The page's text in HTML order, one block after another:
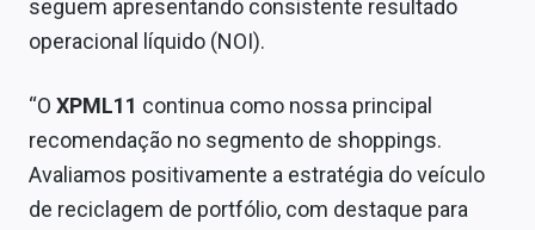
seguem apresentando consistente resultado
operacional líquido (NOI).
“O XPML11 continua como nossa principal
recomendação no segmento de shoppings.
Avaliamos positivamente a estratégia do veículo
de reciclagem de portfólio, com destaque para